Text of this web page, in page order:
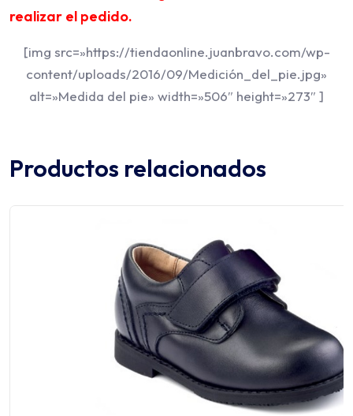
realizar el pedido.
[img src=»https://tiendaonline.juanbravo.com/wp-
content/uploads/2016/09/Medición_del_pie.jpg»
alt=»Medida del pie» width=»506″ height=»273″ ]
Productos relacionados